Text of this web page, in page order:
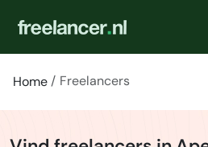
Home Freelancers